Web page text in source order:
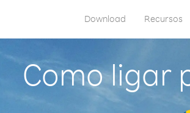
Download Recursos
Como ligar